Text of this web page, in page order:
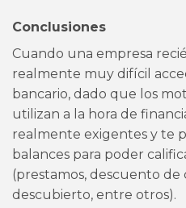
Conclusiones
Cuando una empresa
realmente muy difícil
bancario, dado que los
utilizan a la hora de
realmente exigentes y te
balances para poder
(prestamos, descuento de
descubierto, entre otros).